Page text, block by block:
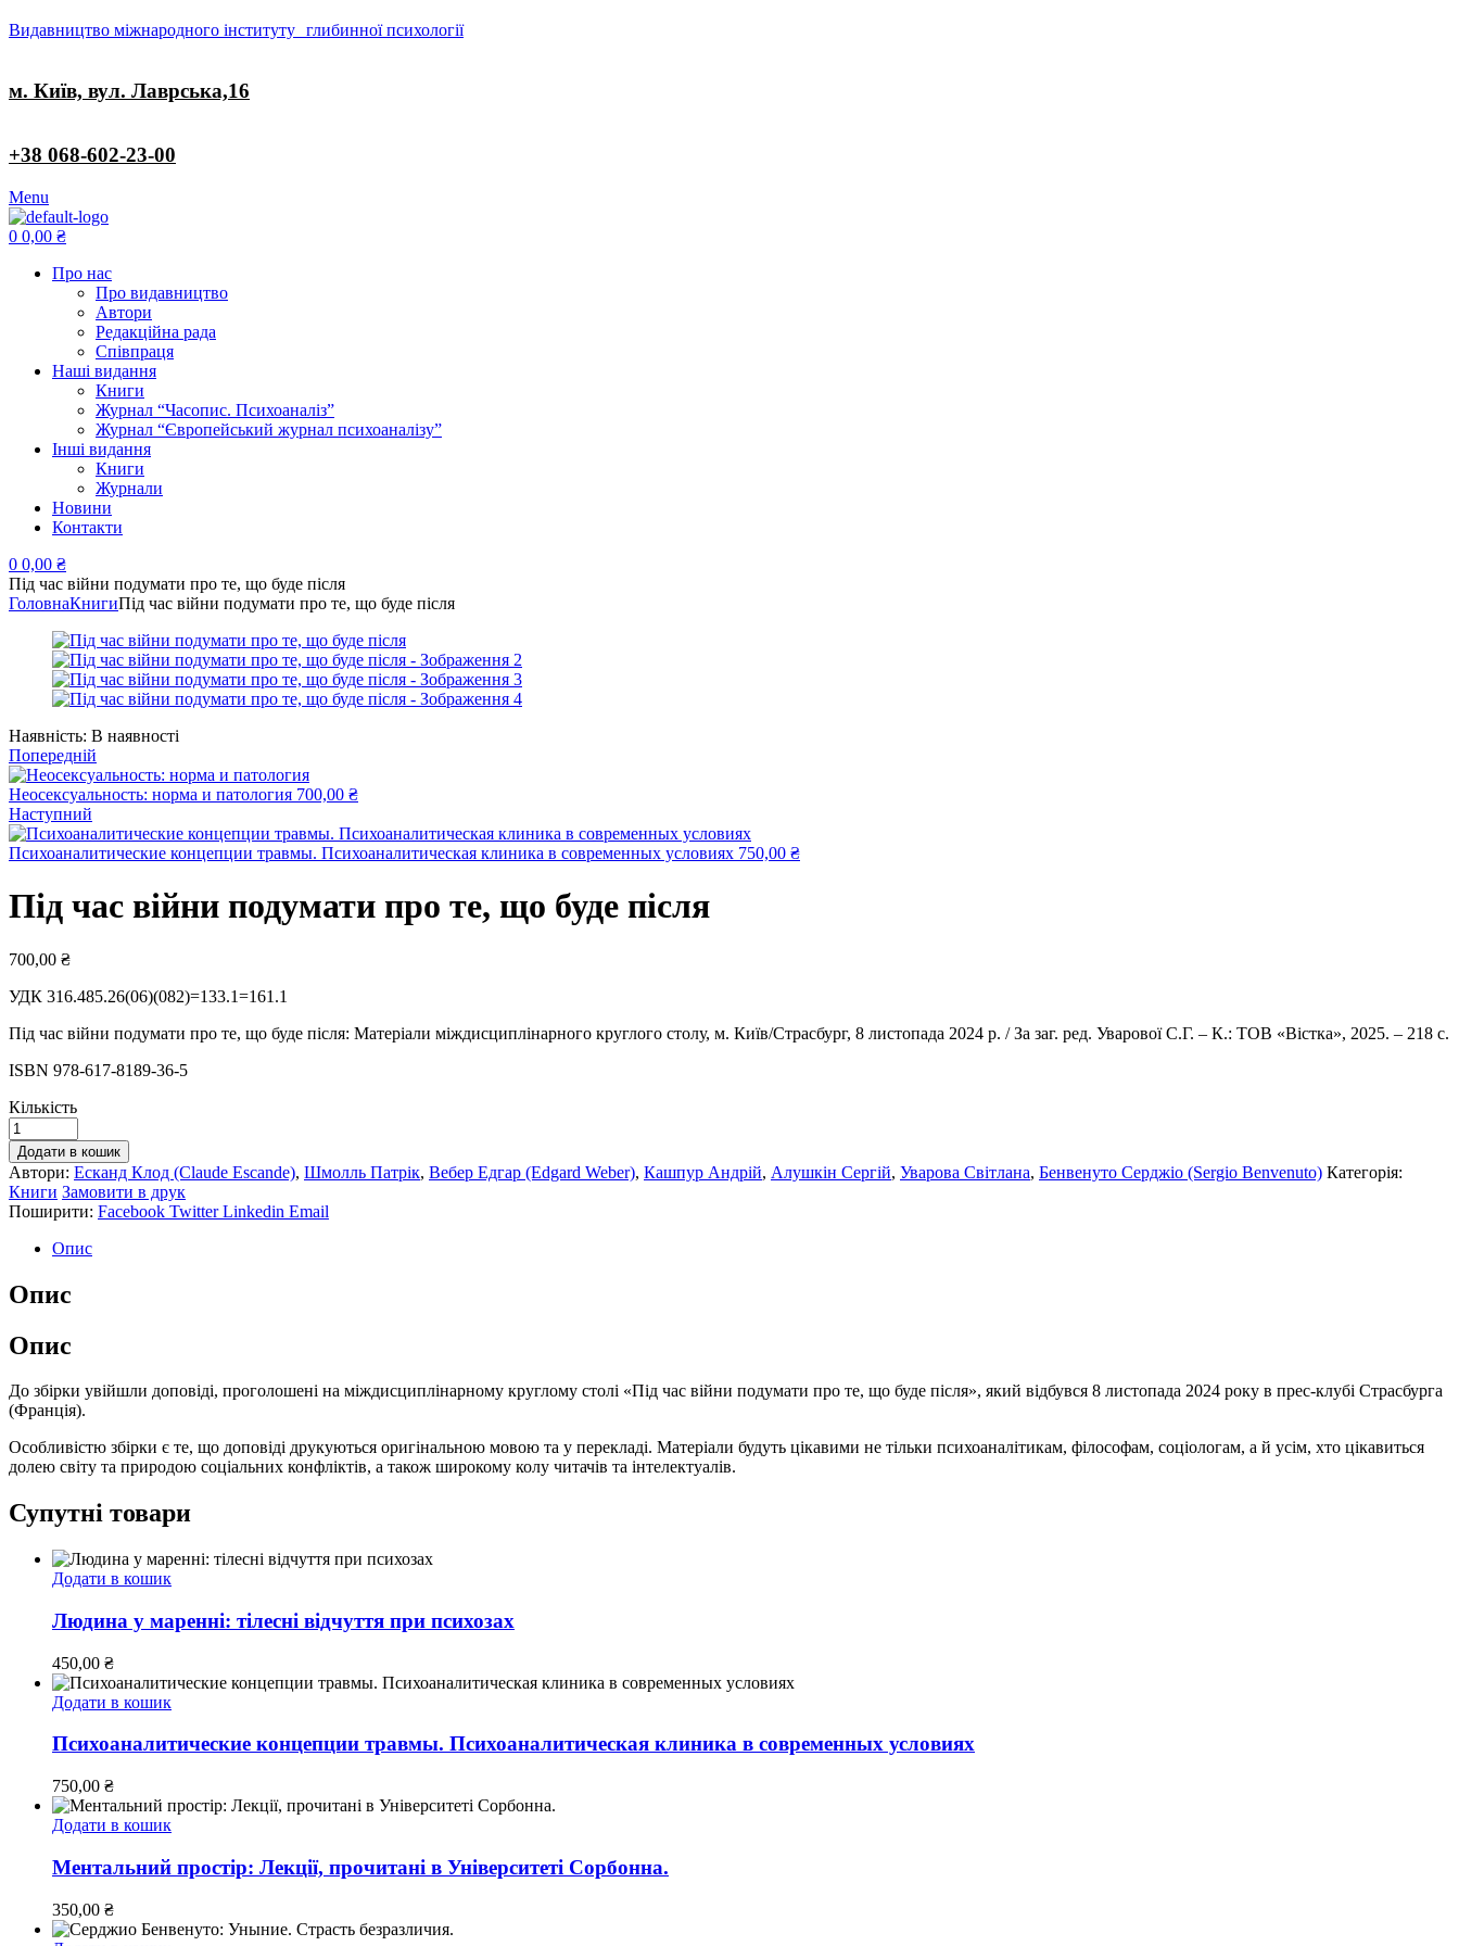
Видавництво міжнародного інституту глибинної психології
м. Київ, вул. Лаврська,16
+38 068-602-23-00
Menu
0 0,00 ₴
Про нас
Про видавництво
Автори
Редакційна рада
Співпраця
Наші видання
Книги
Журнал “Часопис. Психоаналіз”
Журнал “Європейський журнал психоаналізу”
Інші видання
Книги
Журнали
Новини
Контакти
0 0,00 ₴
Під час війни подумати про те, що буде після
ГоловнаКнигиПід час війни подумати про те, що буде після
Наявність: В наявності
Попередній
Неосексуальность: норма и патология 700,00 ₴
Наступний
Психоаналитические концепции травмы. Психоаналитическая клиника в современных условиях 750,00 ₴
Під час війни подумати про те, що буде після
700,00 ₴
УДК 316.485.26(06)(082)=133.1=161.1
Під час війни подумати про те, що буде після: Матеріали міждисциплінарного круглого столу, м. Київ/Страсбург, 8 листопада 2024 р. / За заг. ред. Уварової С.Г. – К.: ТОВ «Вістка», 2025. – 218 с.
ISBN 978-617-8189-36-5
Кількість
Додати в кошик
Автори: Есканд Клод (Claude Escande), Шмолль Патрік, Вебер Едгар (Edgard Weber), Кашпур Андрій, Алушкін Сергій, Уварова Світлана, Бенвенуто Серджіо (Sergio Benvenuto) Категорія:
Книги Замовити в друк
Поширити: Facebook Twitter Linkedin Email
Опис
Опис
Опис
До збірки увійшли доповіді, проголошені на міждисциплінарному круглому столі «Під час війни подумати про те, що буде після», який відбувся 8 листопада 2024 року в прес-клубі Страсбурга
(Франція).
Особливістю збірки є те, що доповіді друкуються оригінальною мовою та у перекладі. Матеріали будуть цікавими не тільки психоаналітикам, філософам, соціологам, а й усім, хто цікавиться
долею світу та природою соціальних конфліктів, а також широкому колу читачів та інтелектуалів.
Супутні товари
Додати в кошик
Людина у маренні: тілесні відчуття при психозах
450,00 ₴
Додати в кошик
Психоаналитические концепции травмы. Психоаналитическая клиника в современных условиях
750,00 ₴
Додати в кошик
Ментальний простір: Лекції, прочитані в Університеті Сорбонна.
350,00 ₴